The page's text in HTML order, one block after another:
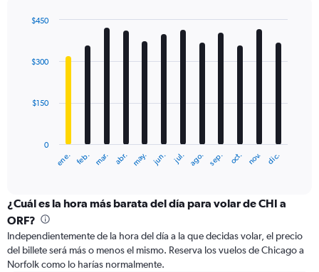
displaying
with
12
The
categories.
Range:
categories.
The
ene. feb. mar. abr. may. jun. jul. ago. sep. oct. nov. dic.
0
$150
$300
$450
¿Cuál es la hora más barata del día para volar de CHI a
ORF?
Independientemente de la hora del día a la que decidas volar, el precio
del billete será más o menos el mismo. Reserva los vuelos de Chicago a
Norfolk como lo harías normalmente.